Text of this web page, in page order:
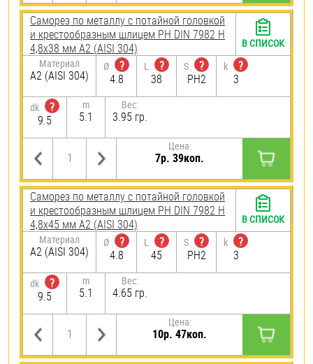
Саморез по металлу с потайной головкой
и крестообразным шлицем PH DIN 7982 H
4,8х38 мм А2 (AISI 304)
Материал
А2 (AISI 304)
Ø
?
4.8
L
?
38
S
?
PH2
k
?
3
dk
?
9.5
m
5.1
Вес:
3.95 гр.
Цена:
7р. 39коп.
В СПИСОК
Саморез по металлу с потайной головкой
и крестообразным шлицем PH DIN 7982 H
4,8х45 мм А2 (AISI 304)
Материал
А2 (AISI 304)
Ø
?
4.8
L
?
45
S
?
PH2
k
?
3
dk
?
9.5
m
5.1
Вес:
4.65 гр.
Цена:
10р. 47коп.
В СПИСОК